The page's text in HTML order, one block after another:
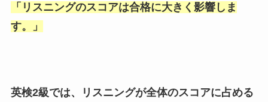
「 リスニングのスコアは合格に大きく影響しま
す。
」
英検2級では、リスニングが全体のスコアに占める